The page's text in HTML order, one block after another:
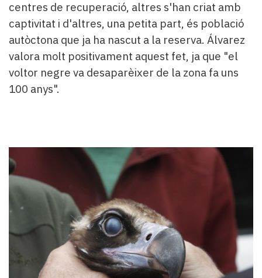
centres de recuperació, altres s'han criat amb
captivitat i d'altres, una petita part, és població
autòctona que ja ha nascut a la reserva. Álvarez
valora molt positivament aquest fet, ja que "el
voltor negre va desaparèixer de la zona fa uns
100 anys".